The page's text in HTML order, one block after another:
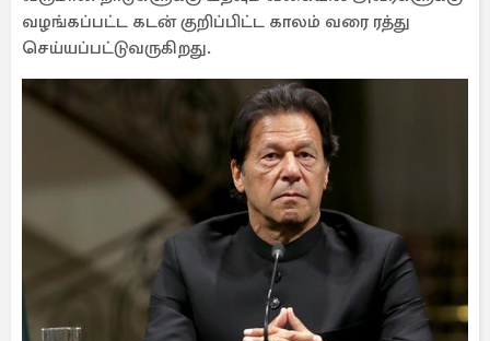
வழங்கப்பட்ட கடன் குறிப்பிட்ட காலம் வரை ரத்து
செய்யப்பட்டுவருகிறது.